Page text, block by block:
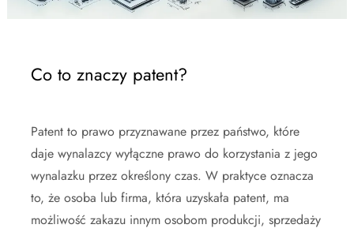
Co to znaczy patent?
Patent to prawo przyznawane przez państwo, które
daje wynalazcy wyłączne prawo do korzystania z jego
wynalazku przez określony czas. W praktyce oznacza
to, że osoba lub firma, która uzyskała patent, ma
możliwość zakazu innym osobom produkcji, sprzedaży